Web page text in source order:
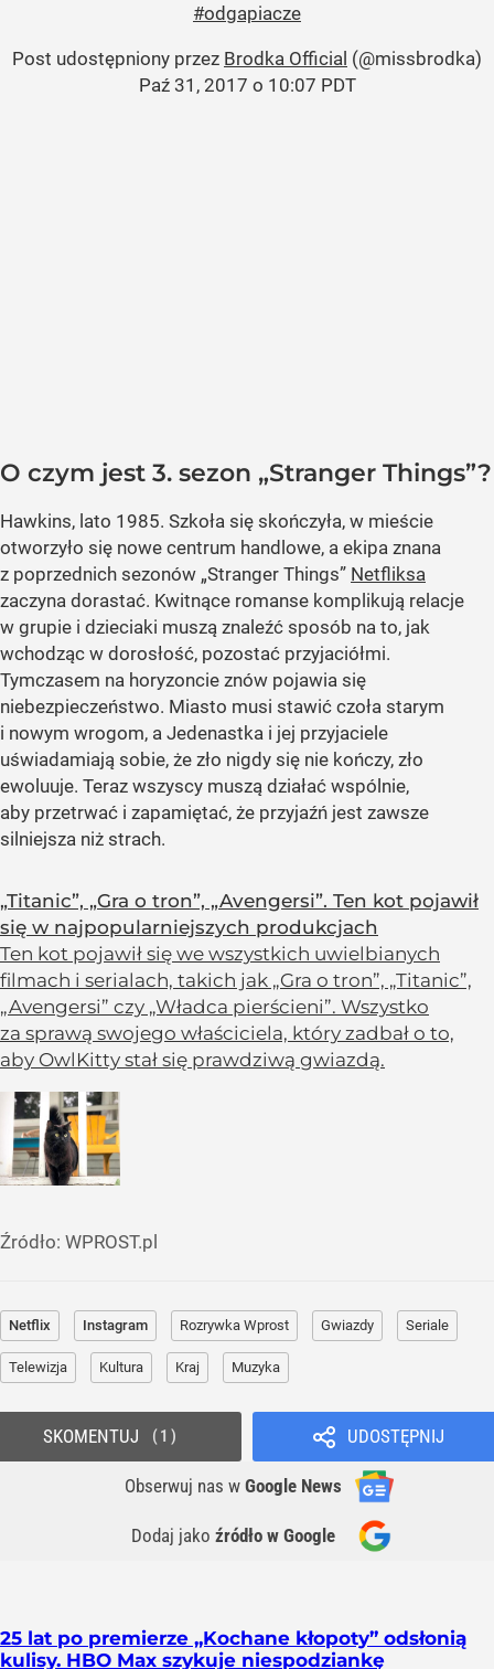
#odgapiacze
Post udostępniony przez Brodka Official (@missbrodka)
Paź 31, 2017 o 10:07 PDT
O czym jest 3. sezon „Stranger Things”?
Hawkins, lato 1985. Szkoła się skończyła, w mieście
otworzyło się nowe centrum handlowe, a ekipa znana
z poprzednich sezonów „Stranger Things” Netfliksa
zaczyna dorastać. Kwitnące romanse komplikują relacje
w grupie i dzieciaki muszą znaleźć sposób na to, jak
wchodząc w dorosłość, pozostać przyjaciółmi.
Tymczasem na horyzoncie znów pojawia się
niebezpieczeństwo. Miasto musi stawić czoła starym
i nowym wrogom, a Jedenastka i jej przyjaciele
uświadamiają sobie, że zło nigdy się nie kończy, zło
ewoluuje. Teraz wszyscy muszą działać wspólnie,
aby przetrwać i zapamiętać, że przyjaźń jest zawsze
silniejsza niż strach.
„Titanic”, „Gra o tron”, „Avengersi”. Ten kot pojawił
się w najpopularniejszych produkcjach
Ten kot pojawił się we wszystkich uwielbianych
filmach i serialach, takich jak „Gra o tron”, „Titanic”,
„Avengersi” czy „Władca pierścieni”. Wszystko
za sprawą swojego właściciela, który zadbał o to,
aby OwlKitty stał się prawdziwą gwiazdą.
Źródło: WPROST.pl
Netflix Instagram Rozrywka Wprost Gwiazdy Seriale
Telewizja Kultura Kraj Muzyka
UDOSTĘPNIJ
Obserwuj nas w Google News
Dodaj jako źródło w Google
SKOMENTUJ 1
25 lat po premierze „Kochane kłopoty” odsłonią
kulisy. HBO Max szykuje niespodziankę